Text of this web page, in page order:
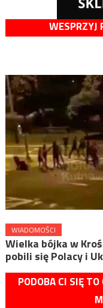
WESPRZYJ
WIADOMOŚCI
Wielka bójka w
pobili się Polacy i
PODOBA CI SIĘ